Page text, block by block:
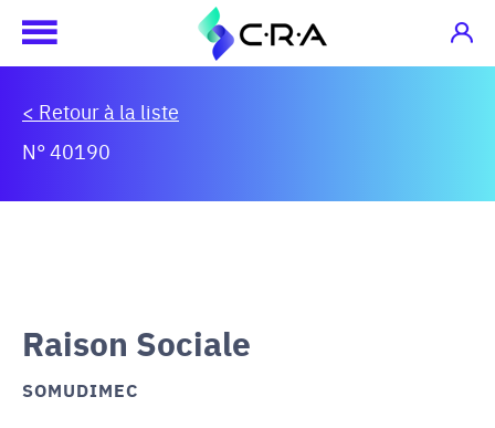
< Retour à la liste
N° 40190
Raison Sociale
SOMUDIMEC